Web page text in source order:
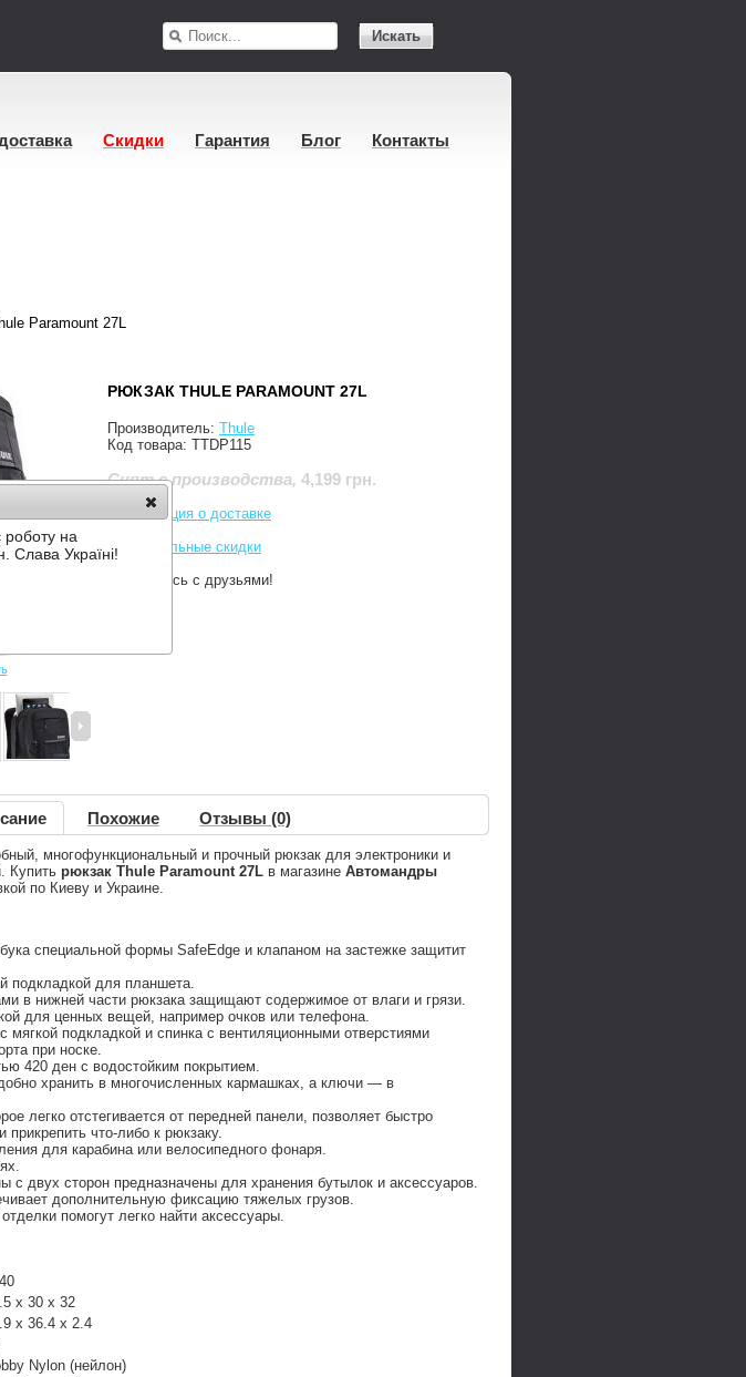
Искать
Скидки Гарантия Блог Контакты
Paramount 27L
РЮКЗАК THULE PARAMOUNT 27L
Производитель: Thule
Код товара: TTDP115
Снят с производства, 4,199 грн.
Информация о доставке
Накопительные скидки
Поделитесь с друзьями!
Похожие Отзывы (0)
многофункциональный и прочный рюкзак для электроники и
Купить рюкзак Thule Paramount 27L в магазине Автомандры
по Киеву и Украине.
специальной формы SafeEdge и клапаном на застежке защитит
подкладкой для планшета.
в нижней части рюкзака защищают содержимое от влаги и грязи.
для ценных вещей, например очков или телефона.
мягкой подкладкой и спинка с вентиляционными отверстиями
при носке.
420 ден с водостойким покрытием.
хранить в многочисленных кармашках, а ключи — в
легко отстегивается от передней панели, позволяет быстро
что-либо к рюкзаку.
для карабина или велосипедного фонаря.
с двух сторон предназначены для хранения бутылок и аксессуаров.
дополнительную фиксацию тяжелых грузов.
помогут легко найти аксессуары.
х 30 х 32
х 36.4 х 2.4
Nylon (нейлон)
роботу на
Слава Україні!